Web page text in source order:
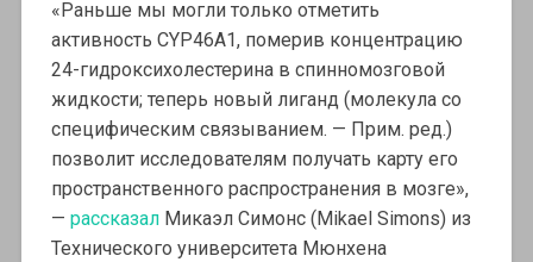
«Раньше мы могли только отметить
активность CYP46A1, померив концентрацию
24-гидроксихолестерина в спинномозговой
жидкости; теперь новый лиганд (молекула со
специфическим связыванием. — Прим. ред.)
позволит исследователям получать карту его
пространственного распространения в мозге»,
— рассказалМикаэл Симонс (Mikael Simons) из
Технического университета Мюнхена